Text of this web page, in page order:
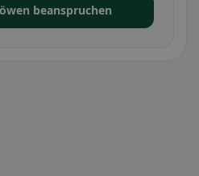
beanspruchen